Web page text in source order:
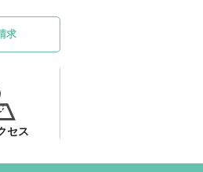
求
セス